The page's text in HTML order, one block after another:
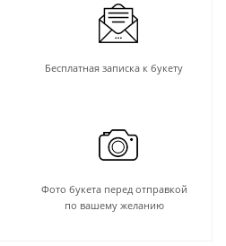
Бесплатная записка к букету
Фото букета перед отправкой
по вашему желанию